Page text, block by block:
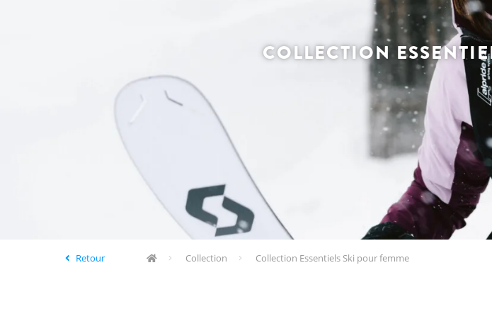
COLLECTION
Retour Collection Collection Essentiels Ski pour femme